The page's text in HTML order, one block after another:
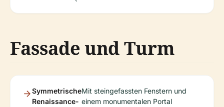
Fassade und Turm
Symmetrische
Renaissance-
Mit steingefassten Fenstern und
einem monumentalen Portal